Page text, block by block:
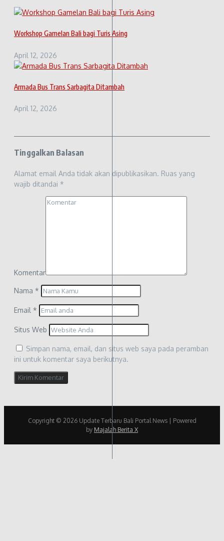
Workshop Gamelan Bali bagi Turis Asing
April 12, 2026
Armada Bus Trans Sarbagita Ditambah
April 12, 2026
Tinggalkan Balasan
Alamat email Anda tidak akan dipublikasikan. Ruas yang
wajib ditandai *
Komentar
Nama *
Email *
Situs Web
Simpan nama, email, dan situs web saya pada peramban
ini untuk komentar saya berikutnya.
Copyright © 2026 Update Terbaru Bali Portal News | Powered
by Majalah Berita X